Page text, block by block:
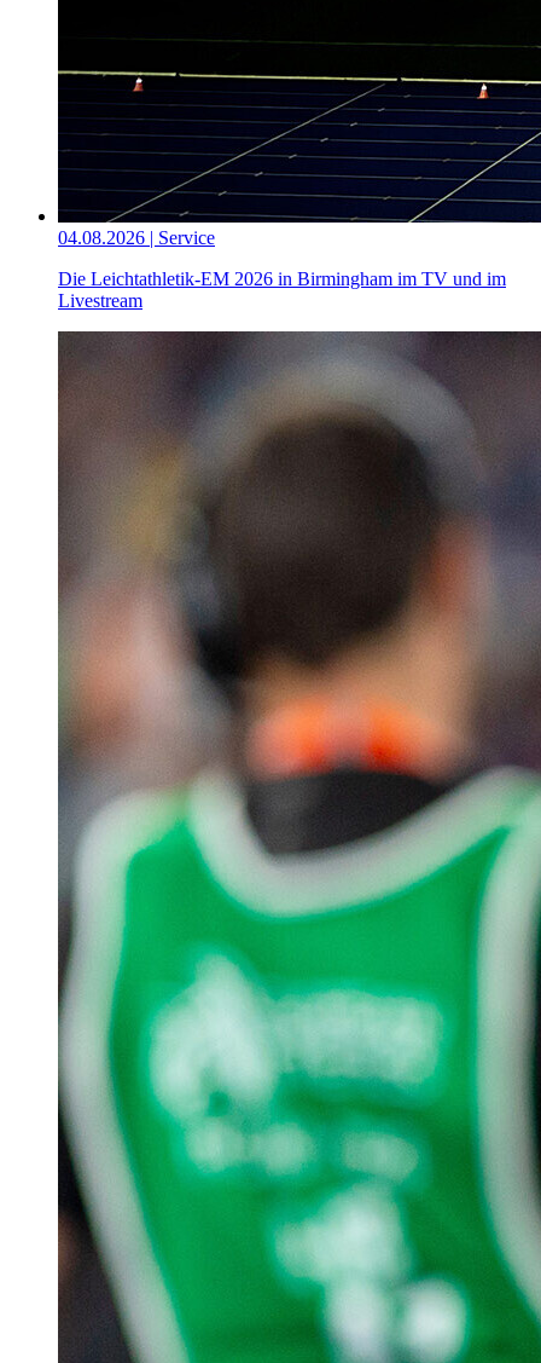
04.08.2026 | Service
Die Leichtathletik-EM 2026 in Birmingham im TV und im
Livestream